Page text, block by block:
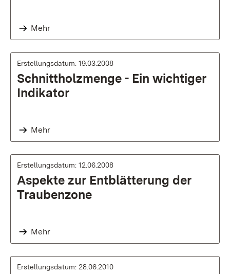
Mehr
Erstellungsdatum: 19.03.2008
Schnittholzmenge - Ein wichtiger
Indikator
Mehr
Erstellungsdatum: 12.06.2008
Aspekte zur Entblätterung der
Traubenzone
Mehr
Erstellungsdatum: 28.06.2010